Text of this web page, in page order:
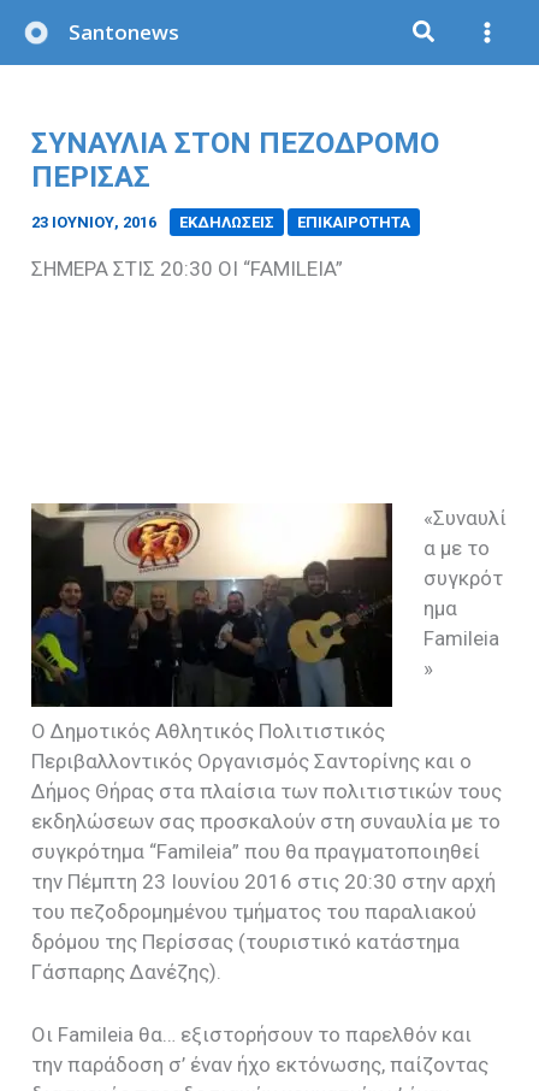
στο
Santonews
ΣΥΝΑΥΛΙΑ ΣΤΟΝ ΠΕΖΟΔΡΟΜΟ
ΠΕΡΙΣΑΣ
23 ΙΟΥΝΊΟΥ, 2016 ΕΚΔΗΛΩΣΕΙΣ ΕΠΙΚΑΙΡΟΤΗΤΑ
ΣΗΜΕΡΑ ΣΤΙΣ 20:30 ΟΙ “FAMILEIA”
«Συναυλί
α με το
συγκρότ
ημα
Famileia
»
Ο Δημοτικός Αθλητικός Πολιτιστικός
Περιβαλλοντικός Οργανισμός Σαντορίνης και ο
Δήμος Θήρας στα πλαίσια των πολιτιστικών τους
εκδηλώσεων σας προσκαλούν στη συναυλία με το
συγκρότημα “Famileia” που θα πραγματοποιηθεί
την Πέμπτη 23 Ιουνίου 2016 στις 20:30 στην αρχή
του πεζοδρομημένου τμήματος του παραλιακού
δρόμου της Περίσσας (τουριστικό κατάστημα
Γάσπαρης Δανέζης).
Οι Famileia θα… εξιστορήσουν το παρελθόν και
την παράδοση σ’ έναν ήχο εκτόνωσης, παίζοντας